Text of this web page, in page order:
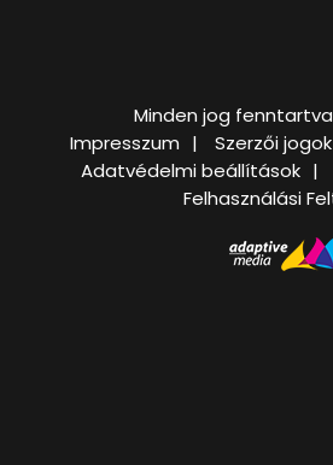
Minden jog fenntartva
Impresszum
Szerzői jogok
Adatvédelmi beállítások
Felhasználási